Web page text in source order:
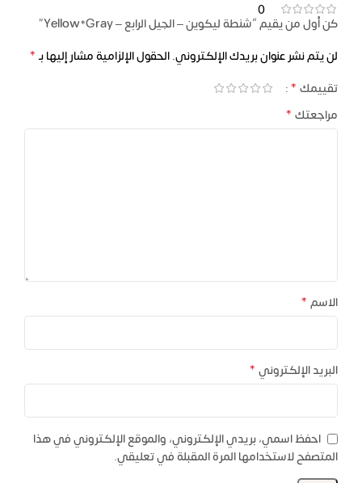
0
كن أول من يقيم “شنطة ليكوين – الجيل الرابع – Yellow*Gray”
لن يتم نشر عنوان بريدك الإلكتروني.الحقول الإلزامية مشار إليها بـ*
تقييمك *
مراجعتك *
الاسم *
البريد الإلكتروني *
احفظ اسمي، بريدي الإلكتروني، والموقع الإلكتروني في هذا
المتصفح لاستخدامها المرة المقبلة في تعليقي.